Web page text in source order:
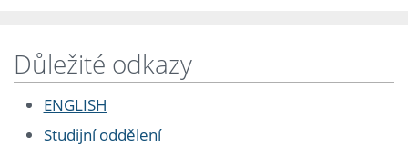
Důležité odkazy
ENGLISH
Studijní oddělení